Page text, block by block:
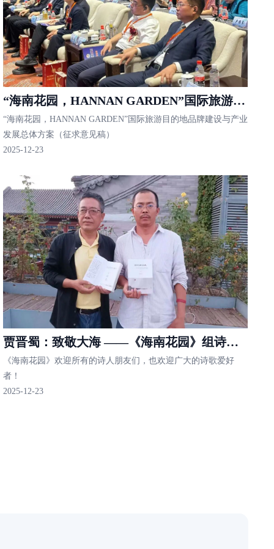
“海南花园，HANNAN GARDEN”国际旅游目
的地品牌建设与产业发展总体方案
“海南花园，HANNAN GARDEN”国际旅游目的地品牌建设与产业
发展总体方案（征求意见稿）
2025-12-23
贾晋蜀：致敬大海 ——《海南花园》组诗系
列之二
《海南花园》欢迎所有的诗人朋友们，也欢迎广大的诗歌爱好
者！
2025-12-23